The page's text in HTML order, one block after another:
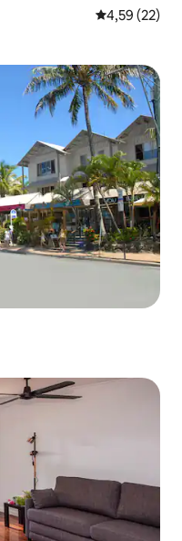
4,59 ud af 5 i
4,59 (22)